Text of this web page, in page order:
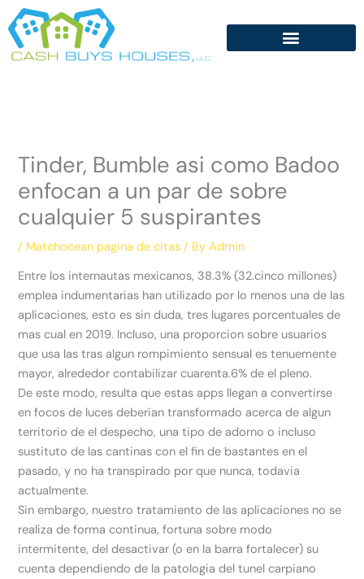
Skip
to
content
Tinder, Bumble asi­ como Badoo
enfocan a un par de sobre
cualquier 5 suspirantes
/ Matchocean pagina de citas / ByAdmin
Entre los internautas mexicanos, 38.3% (32.cinco millones)
emplea indumentarias han utilizado por lo menos una de las
aplicaciones, esto es sin duda, tres lugares porcentuales de
mas cual en 2019. Incluso, una proporcion sobre usuarios
que usa las tras algun rompimiento sensual es tenuemente
mayor, alrededor contabilizar cuarenta.6% de el pleno.
De este modo, resulta que estas apps llegan a convertirse
en focos de luces deberian transformado acerca de algun
territorio de el despecho, una tipo de adorno o incluso
sustituto de las cantinas con el fin de bastantes en el
pasado, y no ha transpirado por que nunca, todavia
actualmente.
Sin embargo, nuestro tratamiento de las aplicaciones no se
realiza de forma continua, fortuna sobre modo
intermitente, del desactivar (o en la barra fortalecer) su
cuenta dependiendo de la patologi­a del tunel carpiano